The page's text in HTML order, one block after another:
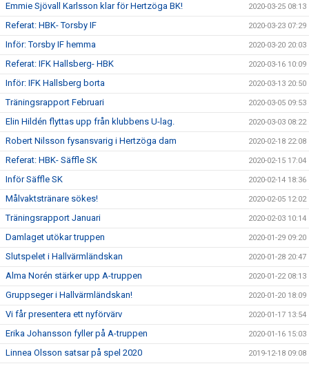
Emmie Sjövall Karlsson klar för Hertzöga BK! 2020-03-25 08:13
Referat: HBK- Torsby IF 2020-03-23 07:29
Inför: Torsby IF hemma 2020-03-20 20:03
Referat: IFK Hallsberg- HBK 2020-03-16 10:09
Inför: IFK Hallsberg borta 2020-03-13 20:50
Träningsrapport Februari 2020-03-05 09:53
Elin Hildén flyttas upp från klubbens U-lag. 2020-03-03 08:22
Robert Nilsson fysansvarig i Hertzöga dam 2020-02-18 22:08
Referat: HBK- Säffle SK 2020-02-15 17:04
Inför Säffle SK 2020-02-14 18:36
Målvaktstränare sökes! 2020-02-05 12:02
Träningsrapport Januari 2020-02-03 10:14
Damlaget utökar truppen 2020-01-29 09:20
Slutspelet i Hallvärmländskan 2020-01-28 20:47
Alma Norén stärker upp A-truppen 2020-01-22 08:13
Gruppseger i Hallvärmländskan! 2020-01-20 18:09
Vi får presentera ett nyförvärv 2020-01-17 13:54
Erika Johansson fyller på A-truppen 2020-01-16 15:03
Linnea Olsson satsar på spel 2020 2019-12-18 09:08